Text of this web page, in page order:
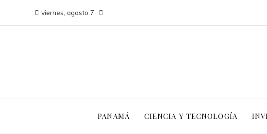
viernes, agosto 7
PANAMÁ CIENCIA Y TECNOLOGÍA